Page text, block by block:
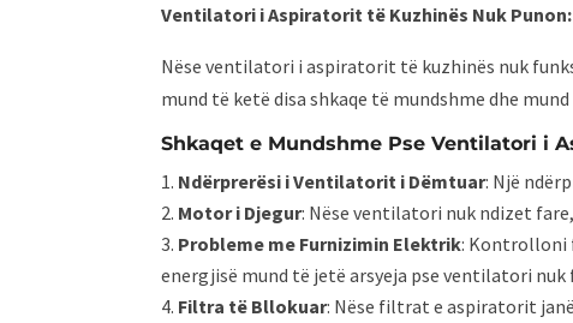
Ventilatori i Aspiratorit të Kuzhinës Nuk
Nëse ventilatori i aspiratorit të kuzhinës nuk
mund të ketë disa shkaqe të mundshme dhe
Shkaqet e Mundshme Pse Ventilatori i
Ndërprerësi i Ventilatorit i Dëmtuar: Një
Motor i Djegur: Nëse ventilatori nuk ndizet
Probleme me Furnizimin Elektrik: Kontrolloni
energjisë mund të jetë arsyeja pse ventilatori nuk
Filtra të Bllokuar: Nëse filtrat e aspiratorit